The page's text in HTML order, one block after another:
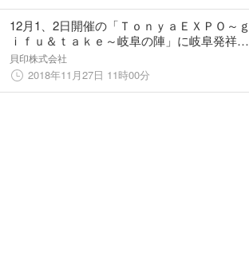
12月1、2日開催の「ＴｏｎｙａＥＸＰＯ～ｇ
ｉｆｕ＆ｔａｋｅ～岐阜の陣」に岐阜発祥の
貝印が初のブース出店！～カミソリアイス無
料提供や商品展示、販売を実施～
貝印株式会社
2018年11月27日 11時00分